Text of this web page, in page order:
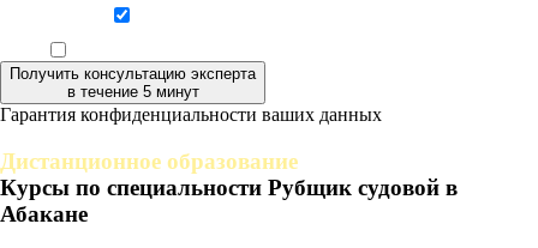
Получить консультацию эксперта
в течение 5 минут
Гарантия конфиденциальности ваших данных
Дистанционное образование
Курсы по специальности Рубщик судовой в
Абакане